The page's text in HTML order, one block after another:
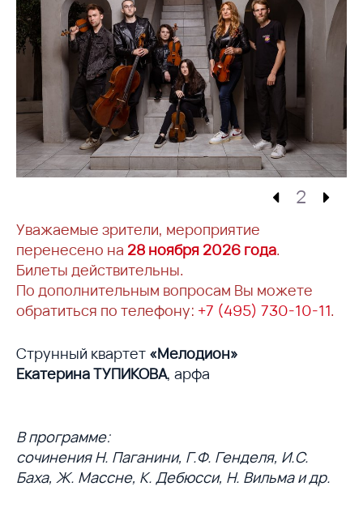
2
Уважаемые зрители, мероприятие
перенесено на 28 ноября 2026 года.
Билеты действительны.
По дополнительным вопросам Вы можете
обратиться по телефону: +7 (495) 730-10-11.
Струнный квартет «Мелодион»
Екатерина ТУПИКОВА, арфа
В программе:
сочинения Н. Паганини, Г.Ф. Генделя, И.С.
Баха, Ж. Массне, К. Дебюсси, Н. Вильма и др.